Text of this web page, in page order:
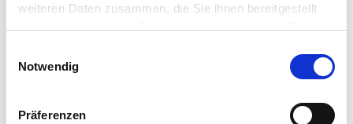
weiteren Daten zusammen, die Sie ihnen bereitgestellt
haben oder die sie im Rahmen Ihrer Nutzung der Dienste
Notwendig
Präferenzen
150.000,- €
Braunschweig